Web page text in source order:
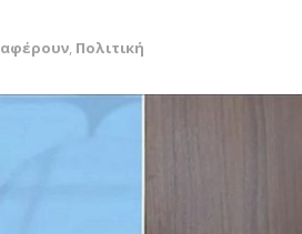
, Πολιτική